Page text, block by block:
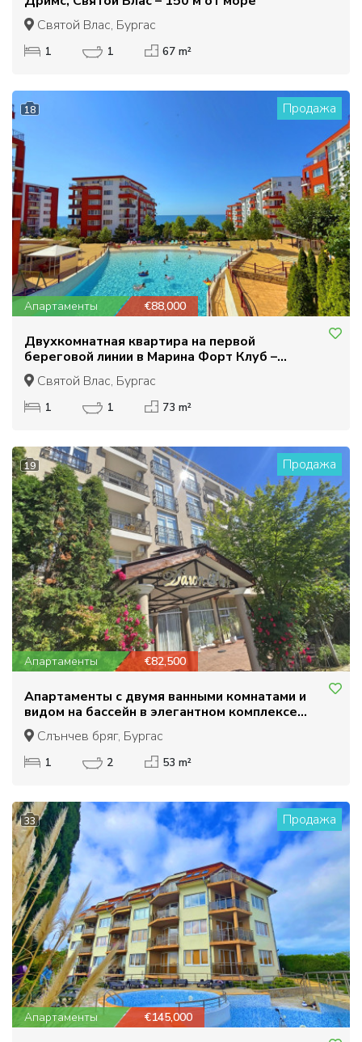
Святой Влас, Бургас
1 1 67 m²
18 Продажа
Апартаменты €88,000
Двухкомнатная квартира на первой
береговой линии в Марина Форт Клуб –
Святой Влас
Святой Влас, Бургас
1 1 73 m²
19 Продажа
Апартаменты €82,500
Апартаменты с двумя ванными комнатами и
видом на бассейн в элегантном комплексе
Даун Парк.
Слънчев бряг, Бургас
1 2 53 m²
33 Продажа
Апартаменты €145,000